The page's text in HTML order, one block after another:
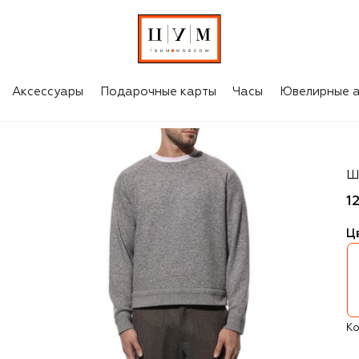
Аксессуары Подарочные карты Часы Ювелирные